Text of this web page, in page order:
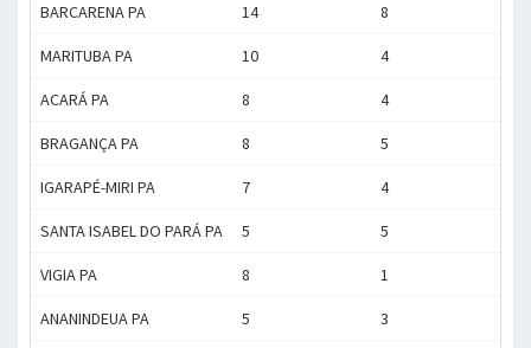
BARCARENA PA 14 8
MARITUBA PA 10 4
ACARÁ PA 8 4
BRAGANÇA PA 8 5
IGARAPÉ-MIRI PA 7 4
SANTA ISABEL DO PARÁ PA 5 5
VIGIA PA 8 1
ANANINDEUA PA 5 3